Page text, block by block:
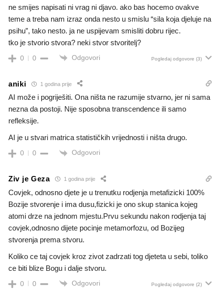
ne smijes napisati ni vrag ni djavo. ako bas hocemo ovakve
teme a treba nam izraz onda nesto u smislu “sila koja djeluje na
psihu”, tako nesto. ja ne uspijevam smisliti dobru rijec.
tko je stvorio stvora? neki stvor stvoritelj?
0 0 Odgovori Pogledaj odgovore (3)
aniki 1 godina prije
AI može i pogriješiti. Ona ništa ne razumije stvarno, jer ni sama
nezna da postoji. Nije sposobna transcendence ili samo
refleksije.
AI je u stvari matrica statističkih vrijednosti i ništa drugo.
0 0 Odgovori
Ziv je Geza 1 godina prije
Covjek, odnosno djete je u trenutku rodjenja metafizicki 100%
Bozije stvorenje i ima dusu,fizicki je ono skup stanica kojeg
atomi drze na jednom mjestu.Prvu sekundu nakon rodjenja taj
covjek,odnosno dijete pocinje metamorfozu, od Bozijeg
stvorenja prema stvoru.
Koliko ce taj covjek kroz zivot zadrzati tog djeteta u sebi, toliko
ce biti blize Bogu i dalje stvoru.
0 0 Odgovori Pogledaj odgovore (2)